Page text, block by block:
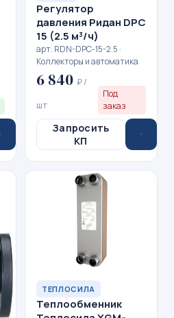
Регулятор
давления Ридан DPC
15 (2.5 м³/ч)
арт. RDN-DPC-15-2.5 ·
Коллекторы и автоматика
6 840 ₽ /
шт
Под
заказ
Запросить
КП
ТЕПЛОСИЛА
Теплообменник